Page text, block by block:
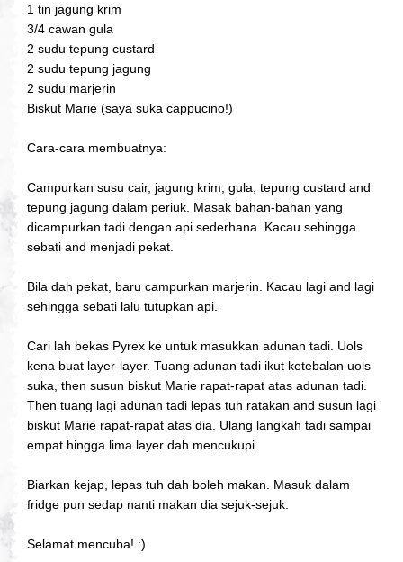
1 tin jagung krim
3/4 cawan gula
2 sudu tepung custard
2 sudu tepung jagung
2 sudu marjerin
Biskut Marie (saya suka cappucino!)
Cara-cara membuatnya:
Campurkan susu cair, jagung krim, gula, tepung custard and
tepung jagung dalam periuk. Masak bahan-bahan yang
dicampurkan tadi dengan api sederhana. Kacau sehingga
sebati and menjadi pekat.
Bila dah pekat, baru campurkan marjerin. Kacau lagi and lagi
sehingga sebati lalu tutupkan api.
Cari lah bekas Pyrex ke untuk masukkan adunan tadi. Uols
kena buat layer-layer. Tuang adunan tadi ikut ketebalan uols
suka, then susun biskut Marie rapat-rapat atas adunan tadi.
Then tuang lagi adunan tadi lepas tuh ratakan and susun lagi
biskut Marie rapat-rapat atas dia. Ulang langkah tadi sampai
empat hingga lima layer dah mencukupi.
Biarkan kejap, lepas tuh dah boleh makan. Masuk dalam
fridge pun sedap nanti makan dia sejuk-sejuk.
Selamat mencuba! :)